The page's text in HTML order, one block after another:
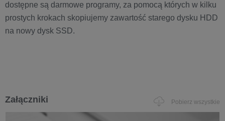
dostępne są darmowe programy, za pomocą których w kilku
prostych krokach skopiujemy zawartość starego dysku HDD
na nowy dysk SSD.
Załączniki Pobierz wszystkie